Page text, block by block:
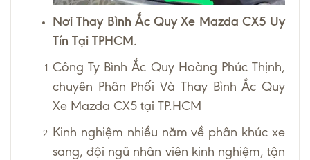
Nơi Thay Bình Ắc Quy Xe Mazda CX5 Uy
Tín Tại TPHCM.
Công Ty Bình Ắc Quy Hoàng Phúc Thịnh,
chuyên Phân Phối Và Thay Bình Ắc Quy
Xe Mazda CX5 tại TP.HCM
Kinh nghiệm nhiều năm về phân khúc xe
sang, đội ngũ nhân viên kinh nghiệm, tận